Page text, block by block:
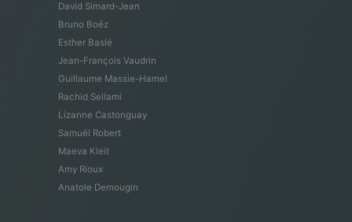
David Simard-Jean
Bruno Boëz
Esther Baslé
Jean-François Vaudrin
Guillaume Massie-Hamel
Rachid Sellami
Lizanne Castonguay
Samuël Robert
Maeva Kleit
Amy Rioux
Anatole Demougin